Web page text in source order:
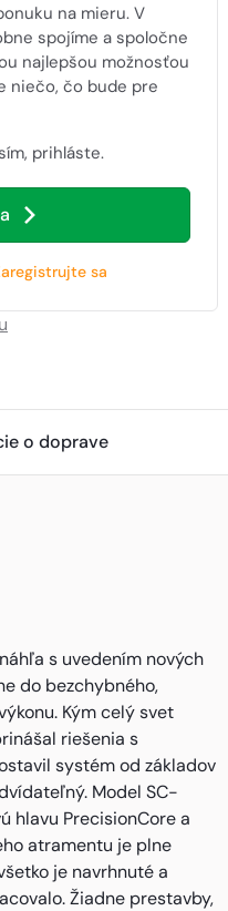
na mieru. V
spojíme a spoločne
najlepšou možnosťou
niečo, čo bude pre
prihláste.
sa
o doprave
s uvedením nových
do bezchybného,
Kým celý svet
riešenia s
systém od základov
Model SC-
hlavu PrecisionCore a
atramentu je plne
je navrhnuté a
Žiadne prestavby,